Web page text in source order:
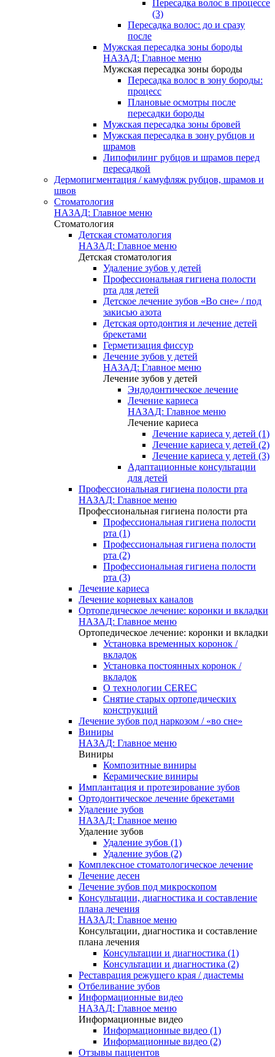
Пересадка волос в процессе
(3)
Пересадка волос: до и сразу
после
Мужская пересадка зоны бороды
НАЗАД: Главное меню
Мужская пересадка зоны бороды
Пересадка волос в зону бороды:
процесс
Плановые осмотры после
пересадки бороды
Мужская пересадка зоны бровей
Мужская пересадка в зону рубцов и
шрамов
Липофилинг рубцов и шрамов перед
пересадкой
Дермопигментация / камуфляж рубцов, шрамов и
швов
Стоматология
НАЗАД: Главное меню
Стоматология
Детская стоматология
НАЗАД: Главное меню
Детская стоматология
Удаление зубов у детей
Профессиональная гигиена полости
рта для детей
Детское лечение зубов «Во сне» / под
закисью азота
Детская ортодонтия и лечение детей
брекетами
Герметизация фиссур
Лечение зубов у детей
НАЗАД: Главное меню
Лечение зубов у детей
Эндодонтическое лечение
Лечение кариеса
НАЗАД: Главное меню
Лечение кариеса
Лечение кариеса у детей (1)
Лечение кариеса у детей (2)
Лечение кариеса у детей (3)
Адаптационные консультации
для детей
Профессиональная гигиена полости рта
НАЗАД: Главное меню
Профессиональная гигиена полости рта
Профессиональная гигиена полости
рта (1)
Профессиональная гигиена полости
рта (2)
Профессиональная гигиена полости
рта (3)
Лечение кариеса
Лечение корневых каналов
Ортопедическое лечение: коронки и вкладки
НАЗАД: Главное меню
Ортопедическое лечение: коронки и вкладки
Установка временных коронок /
вкладок
Установка постоянных коронок /
вкладок
О технологии CEREC
Снятие старых ортопедических
конструкций
Лечение зубов под наркозом / «во сне»
Виниры
НАЗАД: Главное меню
Виниры
Композитные виниры
Керамические виниры
Имплантация и протезирование зубов
Ортодонтическое лечение брекетами
Удаление зубов
НАЗАД: Главное меню
Удаление зубов
Удаление зубов (1)
Удаление зубов (2)
Комплексное стоматологическое лечение
Лечение десен
Лечение зубов под микроскопом
Консультации, диагностика и составление
плана лечения
НАЗАД: Главное меню
Консультации, диагностика и составление
плана лечения
Консультации и диагностика (1)
Консультации и диагностика (2)
Реставрация режущего края / диастемы
Отбеливание зубов
Информационные видео
НАЗАД: Главное меню
Информационные видео
Информационные видео (1)
Информационные видео (2)
Отзывы пациентов